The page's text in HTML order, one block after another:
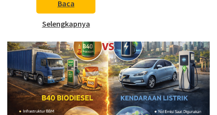
Baca
Selengkapnya